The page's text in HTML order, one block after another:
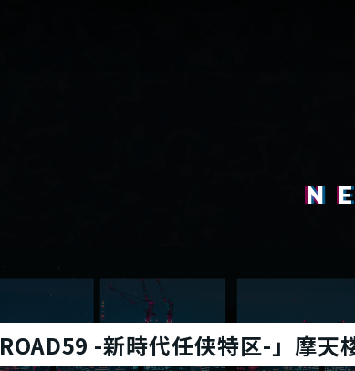
ROAD59 -新時代任侠特区-」摩